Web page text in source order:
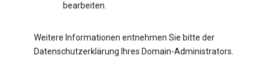
bearbeiten.
Weitere Informationen entnehmen Sie bitte der
Datenschutzerklärung Ihres Domain-Administrators.